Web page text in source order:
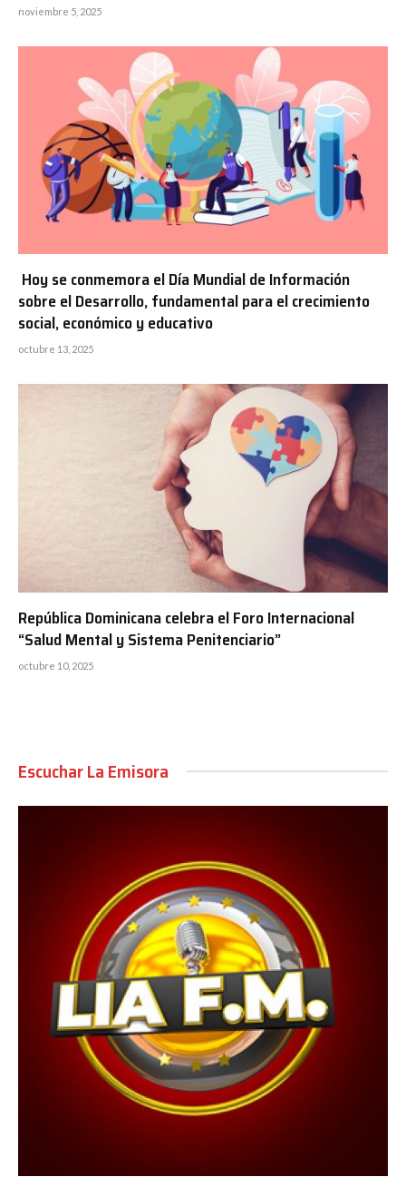
noviembre 5, 2025
Hoy se conmemora el Día Mundial de Información
sobre el Desarrollo, fundamental para el crecimiento
social, económico y educativo
octubre 13, 2025
República Dominicana celebra el Foro Internacional
“Salud Mental y Sistema Penitenciario”
octubre 10, 2025
Escuchar La Emisora